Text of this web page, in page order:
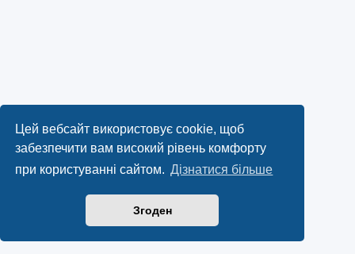
Цей вебсайт використовує cookie, щоб
забезпечити вам високий рівень комфорту
при користуванні сайтом. Дізнатися більше
Згоден